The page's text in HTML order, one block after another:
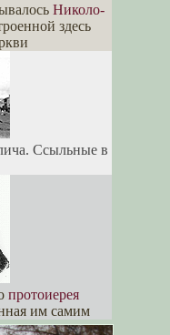
Николо-
здесь
Ссыльные в
протоиерея
им самим